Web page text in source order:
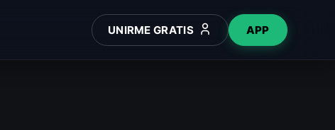
UNIRME GRATIS APP